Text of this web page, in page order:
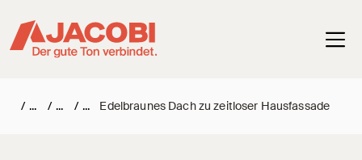
/ / / Edelbraunes Dach zu zeitloser Hausfassade